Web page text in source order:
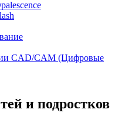
CAD/CAM (Цифровые
и подростков